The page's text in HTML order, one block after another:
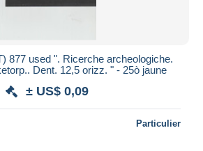
877 used ". Ricerche archeologiche.
Dent. 12,5 orizz. " - 25ò jaune
± US$ 0,09
Particulier